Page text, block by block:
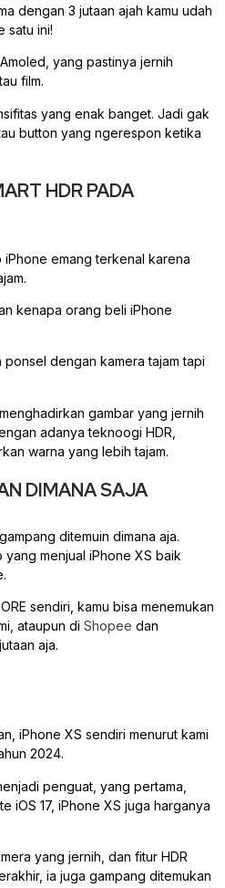
dengan 3 jutaan ajah kamu udah
satu ini!
yang pastinya jernih
film.
yang enak banget. Jadi gak
button yang ngerespon ketika
HDR PADA
iPhone emang terkenal karena
kenapa orang beli iPhone
dengan kamera tajam tapi
gambar yang jernih
adanya teknoogi HDR,
warna yang lebih tajam.
DIMANA SAJA
ditemuin dimana aja.
menjual iPhone XS baik
sendiri, kamu bisa menemukan
ataupun di Shopee dan
aja.
iPhone XS sendiri menurut kami
2024.
penguat, yang pertama,
iOS 17, iPhone XS juga harganya
yang jernih, dan fitur HDR
ia juga gampang ditemukan